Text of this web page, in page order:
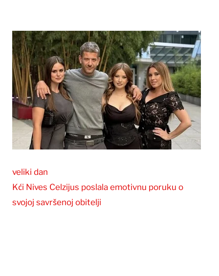
veliki dan
Kći Nives Celzijus poslala emotivnu poruku o
svojoj savršenoj obitelji